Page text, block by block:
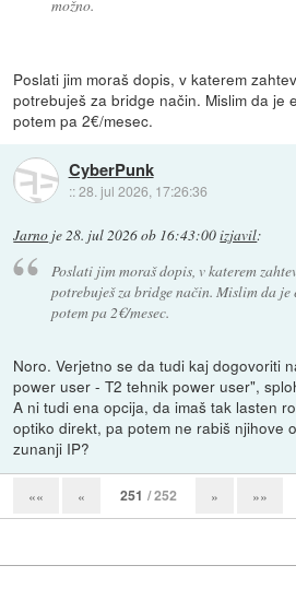
možno.
Poslati jim moraš dopis, v katerem
potrebuješ za bridge način. Mislim da je
potem pa 2€/mesec.
CyberPunk
::28. jul 2026, 17:26:36
Jarno je28. jul 2026 ob 16:43:00izjavil:
Poslati jim moraš dopis, v katerem
potrebuješ za bridge način. Mislim da je
potem pa 2€/mesec.
Noro. Verjetno se da tudi kaj dogovoriti
power user - T2 tehnik power user",
A ni tudi ena opcija, da imaš tak lasten
optiko direkt, pa potem ne rabiš njihove
zunanji IP?
«« « 251 / 252 » »»